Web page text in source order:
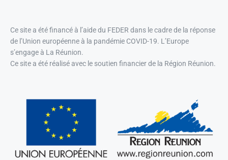
Ce site a été financé à l’aide du FEDER dans le cadre de la réponse
de l’Union européenne à la pandémie COVID-19. L’Europe
s’engage à La Réunion.
Ce site a été réalisé avec le soutien financier de la Région Réunion.